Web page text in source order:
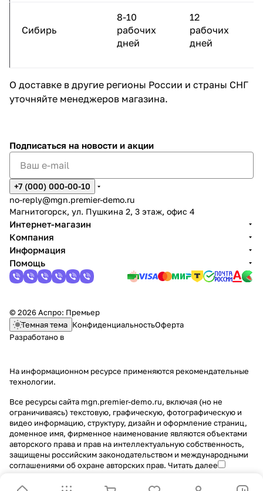
Сибирь
8-10
рабочих
дней
12
рабочих
дней
О доставке в другие регионы России и страны СНГ
уточняйте менеджеров магазина.
Подписаться на новости и акции
+7 (000) 000-00-10
no-reply@mgn.premier-demo.ru
Магнитогорск, ул. Пушкина 2, 3 этаж, офис 4
Интернет-магазин
Компания
Информация
Помощь
© 2026 Аспро: Премьер
Темная тема КонфиденциальностьОферта
Разработано в
На информационном ресурсе применяются рекомендательные
технологии.
Все ресурсы сайта mgn.premier-demo.ru, включая (но не
ограничиваясь) текстовую, графическую, фотографическую и
видео информацию, структуру, дизайн и оформление страниц,
доменное имя, фирменное наименование являются объектами
авторского права и прав на интеллектуальную собственность,
защищены российским законодательством и международными
соглашениями об охране авторских прав. Читать далее